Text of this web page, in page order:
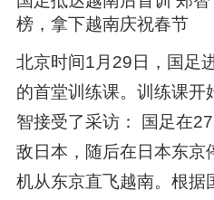
榜，拿下越南庆祝春节
北京时间1月29日，国足
的首堂训练课。训练课开
智接受了采访： 国足在
敌日本，随后在日本东京
机从东京直飞越南。根据